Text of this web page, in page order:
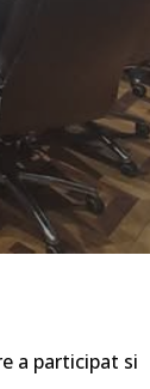
a participat si